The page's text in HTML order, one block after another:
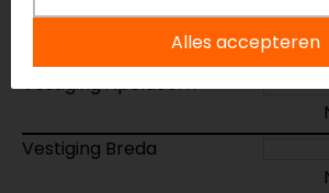
Vestiging Apeldoorn
Vestiging Breda
Alles accepteren